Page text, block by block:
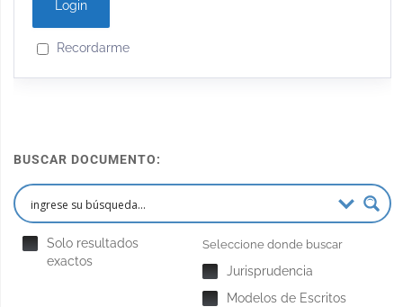
Recordarme
BUSCAR DOCUMENTO:
Solo resultados
exactos
Seleccione donde buscar
Jurisprudencia
Modelos de Escritos